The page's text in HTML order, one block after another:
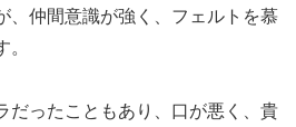
、仲間意識が強く、フェルトを慕
だったこともあり、口が悪く、貴